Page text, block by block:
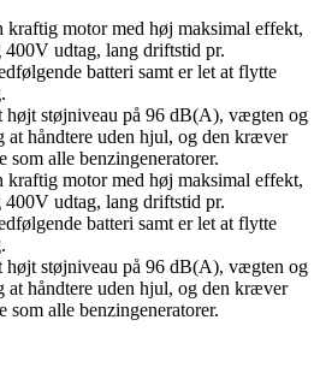
kraftig motor med høj maksimal effekt,
udtag, lang driftstid pr.
batteri samt er let at flytte
højt støjniveau på 96 dB(A), vægten og
at håndtere uden hjul, og den kræver
alle benzingeneratorer.
kraftig motor med høj maksimal effekt,
udtag, lang driftstid pr.
batteri samt er let at flytte
højt støjniveau på 96 dB(A), vægten og
at håndtere uden hjul, og den kræver
alle benzingeneratorer.